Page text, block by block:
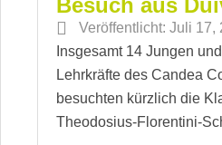
Besuch aus
Veröffentlicht: Juli 17,
Insgesamt 14 Jungen
Lehrkräfte des Candea
besuchten kürzlich die
Theodosius-Florentini-